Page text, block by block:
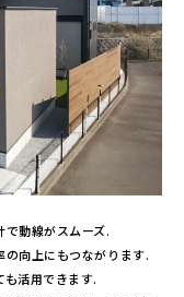
動線がスムーズ.
向上にもつながります.
活用できます.